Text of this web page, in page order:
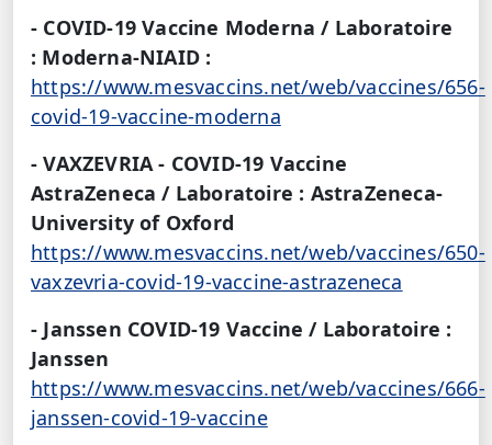
- COVID-19 Vaccine Moderna / Laboratoire
: Moderna-NIAID :
https://www.mesvaccins.net/web/vaccines/656-
covid-19-vaccine-moderna
- VAXZEVRIA - COVID-19 Vaccine
AstraZeneca / Laboratoire : AstraZeneca-
University of Oxford
https://www.mesvaccins.net/web/vaccines/650-
vaxzevria-covid-19-vaccine-astrazeneca
- Janssen COVID-19 Vaccine / Laboratoire :
Janssen
https://www.mesvaccins.net/web/vaccines/666-
janssen-covid-19-vaccine